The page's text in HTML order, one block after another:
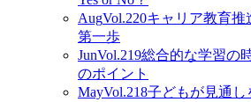
AugVol.220キャリア教育推
第一歩
JunVol.219総合的な学習の
のポイント
MayVol.218子どもが見通し